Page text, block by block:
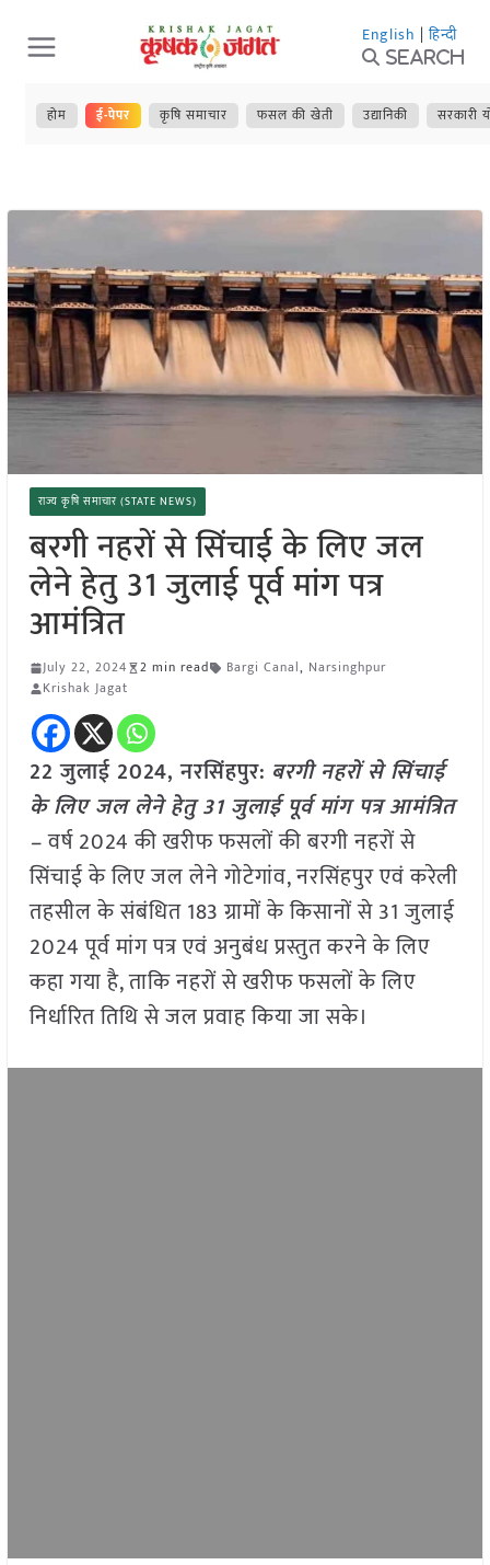
Skip
to
content
English | हिन्दी
Search
होम ई-पेपर कृषि समाचार फसल की खेती उद्यानिकी सरकारी
राज्य कृषि समाचार (STATE NEWS)
बरगी नहरों से सिंचाई के लिए जल
लेने हेतु 31 जुलाई पूर्व मांग पत्र
आमंत्रित
July 22, 2024 2 min read Bargi Canal, Narsinghpur
Krishak Jagat
22 जुलाई 2024,नरसिंहपुर: बरगी नहरों से सिंचाई
के लिए जल लेने हेतु 31 जुलाई पूर्व मांग पत्र आमंत्रित
–वर्ष 2024 की खरीफ फसलों की बरगी नहरों से
सिंचाई के लिए जल लेने गोटेगांव, नरसिंहपुर एवं करेली
तहसील के संबंधित 183 ग्रामों के किसानों से 31 जुलाई
2024 पूर्व मांग पत्र एवं अनुबंध प्रस्तुत करने के लिए
कहा गया है, ताकि नहरों से खरीफ फसलों के लिए
निर्धारित तिथि से जल प्रवाह किया जा सके।